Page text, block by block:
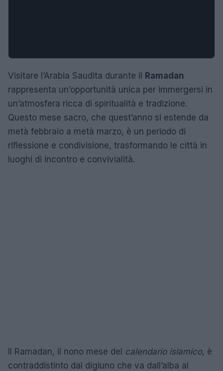
Visitare l’Arabia Saudita durante il Ramadan
rappresenta un’opportunità unica per immergersi in
un’atmosfera ricca di spiritualità e tradizione.
Questo mese sacro, che quest’anno si estende da
metà febbraio a metà marzo, è un periodo di
riflessione e condivisione, trasformando le città in
luoghi di incontro e convivialità.
Il Ramadan, il nono mese del calendario islamico, è
contraddistinto dal digiuno che va dall’alba al